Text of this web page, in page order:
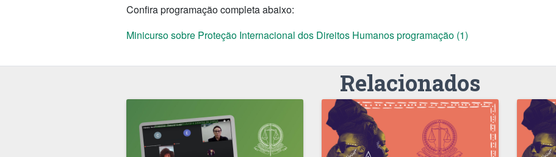
Confira programação completa abaixo:
Minicurso sobre Proteção Internacional dos Direitos Humanos programação (1)
Relacionados